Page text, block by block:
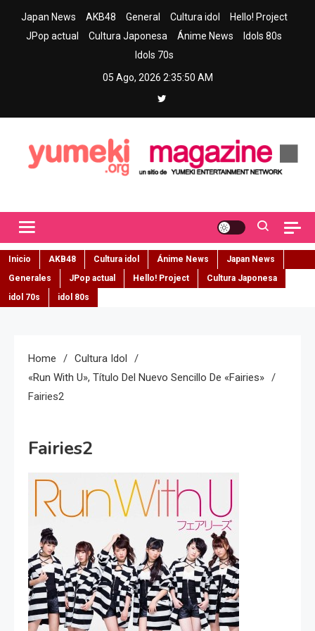
Japan News AKB48 General Cultura idol
Hello! Project
JPop actual
Cultura Japonesa Ánime News
Idols 80s
Idols 70s
05 Ago, 2026 2:35:51 AM
Inicio AKB48 Cultura idol Ánime News
Japan News
Generales
JPop actual Hello! Project
Cultura Japonesa
idol 70s
idol 80s
Home
Cultura Idol
«Run With U», Título Del Nuevo Sencillo De «Fairies»
Fairies2
Fairies2